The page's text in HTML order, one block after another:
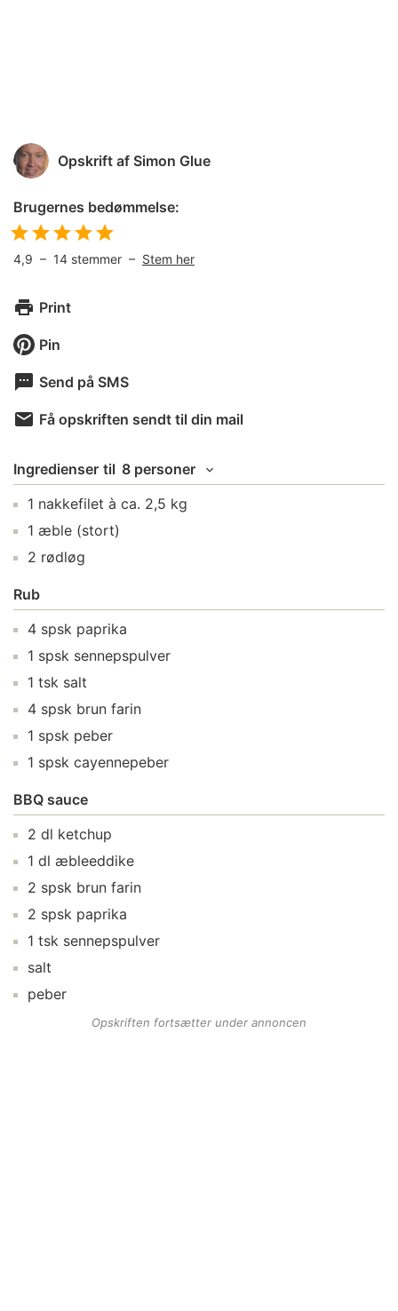
Opskrift af Simon Glue
Brugernes bedømmelse:
4,9 – 14 stemmer – Stem her
Print
Pin
Send på SMS
Få opskriften sendt til din mail
Ingredienser til 8 personer
1 nakkefilet à ca. 2,5 kg
1 æble (stort)
2 rødløg
Rub
4 spsk paprika
1 spsk sennepspulver
1 tsk salt
4 spsk brun farin
1 spsk peber
1 spsk cayennepeber
BBQ sauce
2 dl ketchup
1 dl æbleeddike
2 spsk brun farin
2 spsk paprika
1 tsk sennepspulver
salt
peber
Opskriften fortsætter under annoncen